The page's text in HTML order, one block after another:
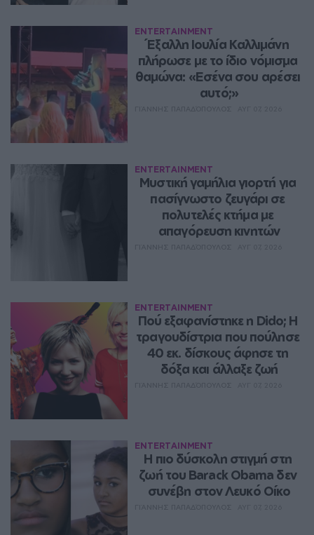
ENTERTAINMENT
Έξαλλη Ιουλία Καλλιμάνη
πλήρωσε με το ίδιο νόμισμα
θαμώνα: «Εσένα σου αρέσει
αυτό;»
ENTERTAINMENT
Μυστική γαμήλια γιορτή για
πασίγνωστο ζευγάρι σε
πολυτελές κτήμα με
απαγόρευση κινητών
ENTERTAINMENT
Πού εξαφανίστηκε η Dido; Η
τραγουδίστρια που πούλησε
40 εκ. δίσκους άφησε τη
δόξα και άλλαξε ζωή
ENTERTAINMENT
Η πιο δύσκολη στιγμή στη
ζωή του Barack Obama δεν
συνέβη στον Λευκό Οίκο